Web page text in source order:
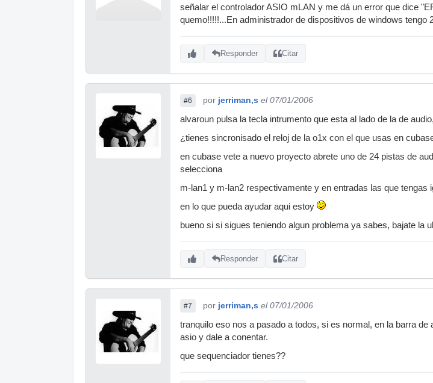
señalar el controlador ASIO mLAN y me dá un error que dice
quemo!!!!!...En administrador de dispositivos de windows tengo
Responder Citar
#6 por jerriman,s el 07/01/2006
alvaroun pulsa la tecla intrumento que esta al lado de la de
¿tienes sincronisado el reloj de la o1x con el que usas en
en cubase vete a nuevo proyecto abrete uno de 24 pistas de
selecciona
m-lan1 y m-lan2 respectivamente y en entradas las que tengas
en lo que pueda ayudar aqui estoy
bueno si si sigues teniendo algun problema ya sabes, bajate la
Responder Citar
#7 por jerriman,s el 07/01/2006
tranquilo eso nos a pasado a todos, si es normal, en la barra
asio y dale a conentar.
que sequenciador tienes??